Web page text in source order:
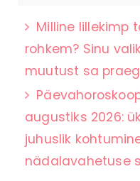
Milline lillekimp
rohkem? Sinu
muutust sa
augustiks 2026:
juhuslik
nädalavahetuse